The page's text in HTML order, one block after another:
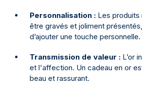
Personnalisation : Les
être gravés et joliment
d’ajouter une touche personnelle.
Transmission de valeur : L’or
et l'affection. Un cadeau en or
beau et rassurant.